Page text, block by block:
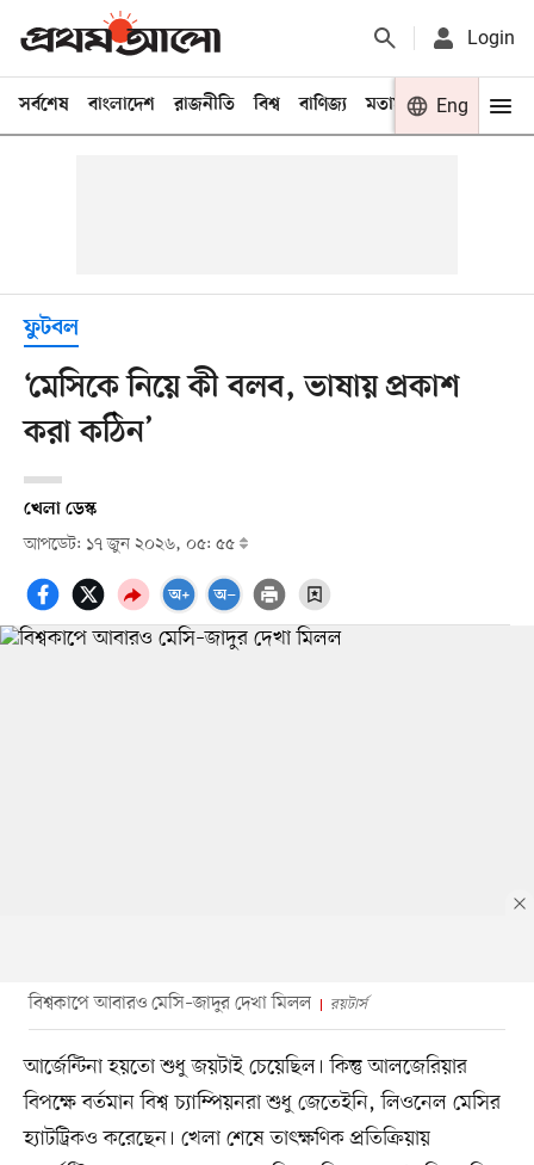
Login
সর্বশেষ বাংলাদেশ রাজনীতি বিশ্ব বাণিজ্য মতামত খেলা
Eng
ফুটবল
‘মেসিকে নিয়ে কী বলব, ভাষায় প্রকাশ
করা কঠিন’
খেলা ডেস্ক
আপডেট: ১৭ জুন ২০২৬, ০৫: ৫৫
বিশ্বকাপে আবারও মেসি–জাদুর দেখা মিলল রয়টার্স
আর্জেন্টিনা হয়তো শুধু জয়টাই চেয়েছিল। কিন্তু আলজেরিয়ার
বিপক্ষে বর্তমান বিশ্ব চ্যাম্পিয়নরা শুধু জেতেইনি, লিওনেল মেসির
হ্যাটট্রিকও করেছেন। খেলা শেষে তাৎক্ষণিক প্রতিক্রিয়ায়